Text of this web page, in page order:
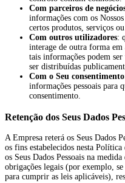
Com parceiros de
informações com os
certos produtos, serviços
Com outros utilizadores:
interage de outra forma
tais informações podem
ser distribuídas
Com o Seu consentimento
informações pessoais para
consentimento.
Retenção dos Seus Dados
A Empresa reterá os Seus Dados
os fins estabelecidos nesta
os Seus Dados Pessoais na
obrigações legais (por exemplo,
para cumprir as leis aplicáveis),